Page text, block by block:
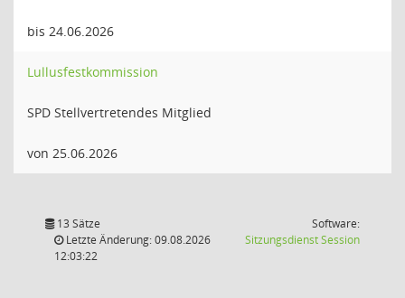
bis 24.06.2026
Lullusfestkommission
SPD Stellvertretendes Mitglied
von 25.06.2026
13 Sätze
Letzte Änderung: 09.08.2026
12:03:22
Software:
SitzungsdienstSession(Wird in